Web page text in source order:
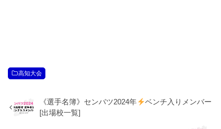
高知大会
《選手名簿》センバツ2024年
ベンチ入りメンバー
[出場校一覧]